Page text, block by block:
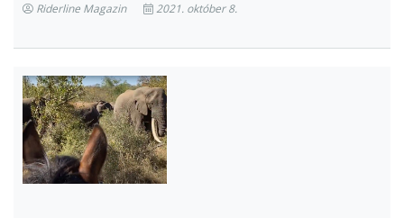
Riderline Magazin 2021. október 8.